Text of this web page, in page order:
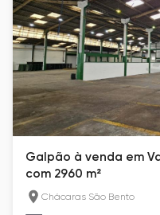
Galpão à venda em
com 2960 m²
Chácaras São Bento